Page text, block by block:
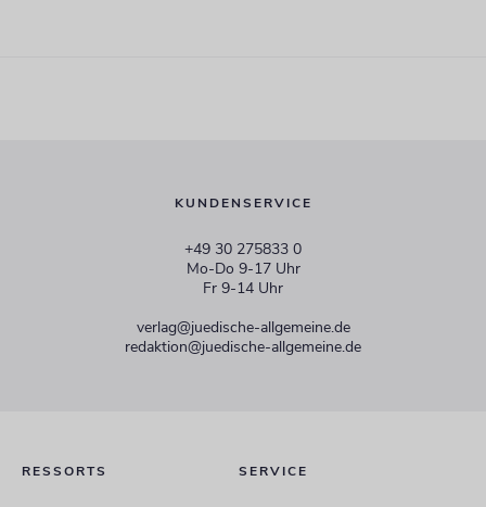
KUNDENSERVICE
+49 30 275833 0
Mo-Do 9-17 Uhr
Fr 9-14 Uhr
verlag@juedische-allgemeine.de
redaktion@juedische-allgemeine.de
RESSORTS SERVICE